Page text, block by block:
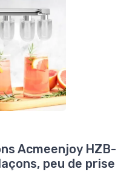
Acmeenjoy HZB-
peu de prise